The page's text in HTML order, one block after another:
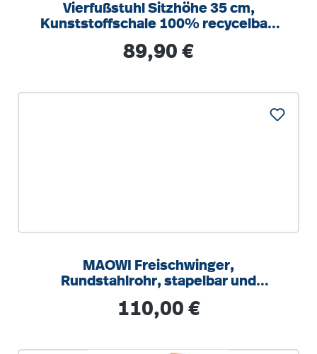
Vierfußstuhl Sitzhöhe 35 cm,
Kunststoffschale 100% recycelbar,
Regulärer Preis:
89,90 €
MAOWI Freischwinger,
Rundstahlrohr, stapelbar und
Regulärer Preis:
110,00 €